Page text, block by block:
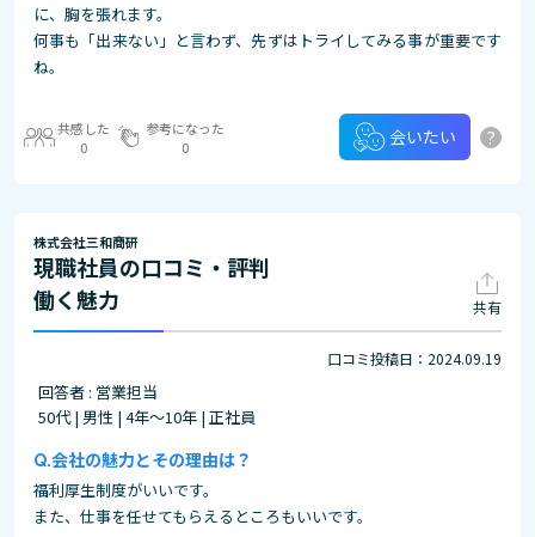
に、胸を張れます。
何事も「出来ない」と言わず、先ずはトライしてみる事が重要です
ね。
共感した
0
参考になった
0
会いたい ?
株式会社三和商研
現職社員の口コミ・評判
働く魅力
共有
口コミ投稿日：2024.09.19
回答者 : 営業担当
50代 | 男性 | 4年～10年 | 正社員
会社の魅力とその理由は？
福利厚生制度がいいです。
また、仕事を任せてもらえるところもいいです。